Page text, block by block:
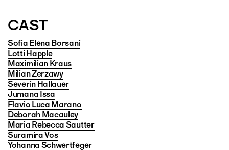
CAST
Sofia Elena Borsani
Lotti Happle
Maximilian Kraus
Milian Zerzawy
Severin Hallauer
Jumana Issa
Flavio Luca Marano
Deborah Macauley
Maria Rebecca Sautter
Suramira Vos
Yohanna Schwertfeger